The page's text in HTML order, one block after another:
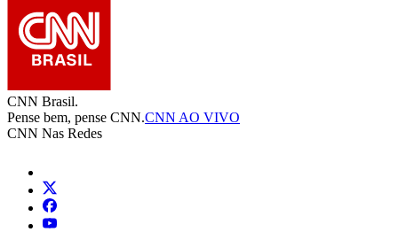
CNN Brasil.
Pense bem, pense CNN.CNN AO VIVO
CNN Nas Redes